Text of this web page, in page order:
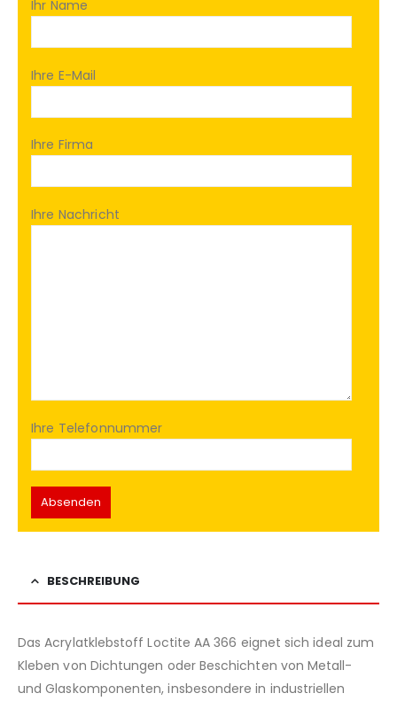
Ihr Name
Ihre E-Mail
Ihre Firma
Ihre Nachricht
Ihre Telefonnummer
BESCHREIBUNG
Das Acrylatklebstoff Loctite AA 366 eignet sich ideal zum
Kleben von Dichtungen oder Beschichten von Metall-
und Glaskomponenten, insbesondere in industriellen